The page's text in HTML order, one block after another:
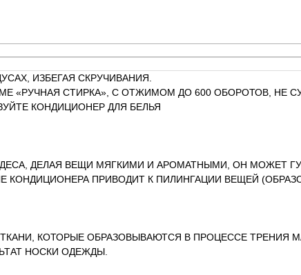
ИЗБЕГАЯ СКРУЧИВАНИЯ.
«РУЧНАЯ СТИРКА», С ОТЖИМОМ ДО 600 ОБОРОТОВ, НЕ
КОНДИЦИОНЕР ДЛЯ БЕЛЬЯ
ДЕЛАЯ ВЕЩИ МЯГКИМИ И АРОМАТНЫМИ, ОН МОЖЕТ
КОНДИЦИОНЕРА ПРИВОДИТ К ПИЛИНГАЦИИ ВЕЩЕЙ
КОТОРЫЕ ОБРАЗОВЫВАЮТСЯ В ПРОЦЕССЕ ТРЕНИЯ
НОСКИ ОДЕЖДЫ.